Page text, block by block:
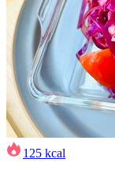
125 kcal